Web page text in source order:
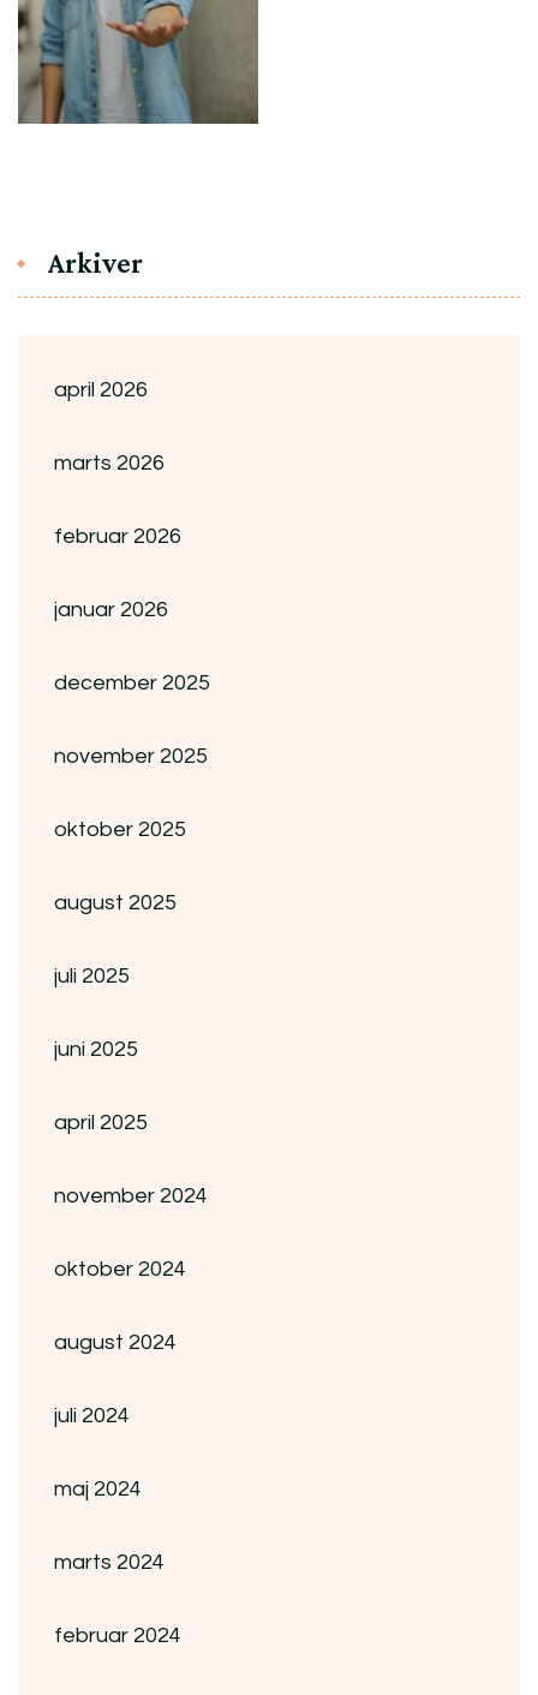
Arkiver
april 2026
marts 2026
februar 2026
januar 2026
december 2025
november 2025
oktober 2025
august 2025
juli 2025
juni 2025
april 2025
november 2024
oktober 2024
august 2024
juli 2024
maj 2024
marts 2024
februar 2024